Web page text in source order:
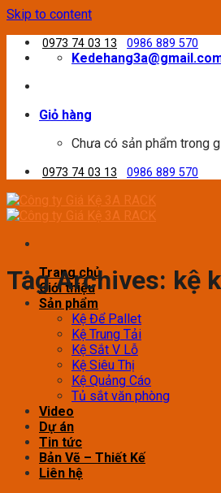
Skip to content
0973 74 03 13 0986 889 570
Giỏ hàng
Chưa có sản phẩm trong
0973 74 03 13 0986 889 570
Trang chủ
Giới thiệu
Sản phẩm
Kệ Để Pallet
Kệ Trung Tải
Kệ Sắt V Lỗ
Kệ Siêu Thị
Kệ Quảng Cáo
Tủ sắt văn phòng
Video
Dự án
Tin tức
Bản Vẽ – Thiết Kế
Liên hệ
Tag Archives: kệ